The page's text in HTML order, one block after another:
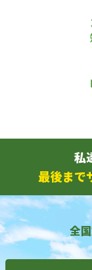
私
最後まで
全